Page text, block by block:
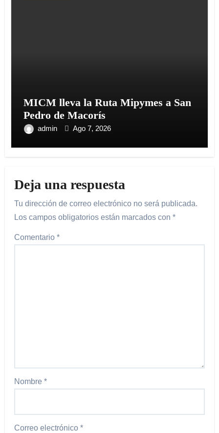
MICM lleva la Ruta Mipymes a San
Pedro de Macorís
admin Ago 7, 2026
Deja una respuesta
Tu dirección de correo electrónico no será publicada.
Los campos obligatorios están marcados con*
Comentario*
Nombre*
Correo electrónico*